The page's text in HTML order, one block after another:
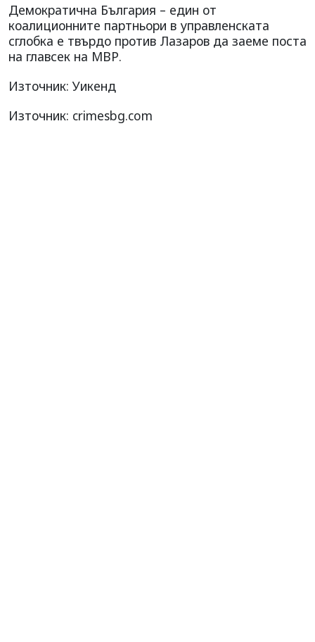
Демократична България – един от
коалиционните партньори в управленската
сглобка е твърдо против Лазаров да заеме поста
на главсек на МВР.
Източник: Уикенд
Източник: crimesbg.com